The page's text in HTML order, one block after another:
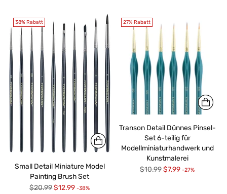
38% Rabatt
Small Detail Miniature Model
Painting Brush Set
Regulärer
$20.99$12.99 -38%
27% Rabatt
Transon Detail Dünnes Pinsel-
Set 6-teilig für
Modellminiaturhandwerk und
Kunstmalerei
Regulärer
$10.99$7.99 -27%